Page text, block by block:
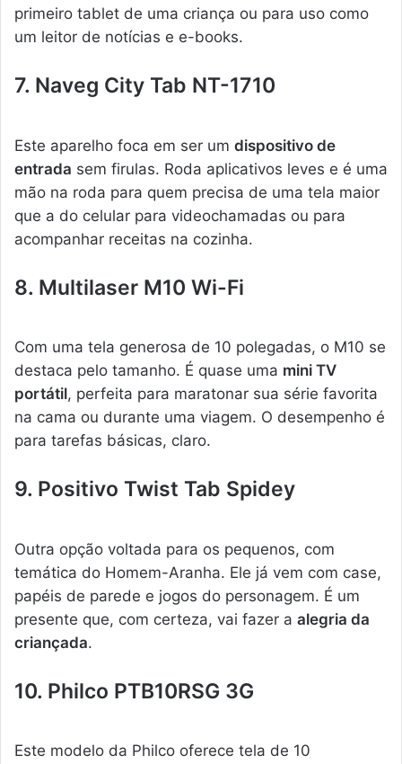
primeiro tablet de uma criança ou para uso como
um leitor de notícias e e-books.
7. Naveg City Tab NT-1710
Este aparelho foca em ser um dispositivo de
entrada sem firulas. Roda aplicativos leves e é uma
mão na roda para quem precisa de uma tela maior
que a do celular para videochamadas ou para
acompanhar receitas na cozinha.
8. Multilaser M10 Wi-Fi
Com uma tela generosa de 10 polegadas, o M10 se
destaca pelo tamanho. É quase uma mini TV
portátil, perfeita para maratonar sua série favorita
na cama ou durante uma viagem. O desempenho é
para tarefas básicas, claro.
9. Positivo Twist Tab Spidey
Outra opção voltada para os pequenos, com
temática do Homem-Aranha. Ele já vem com case,
papéis de parede e jogos do personagem. É um
presente que, com certeza, vai fazer a alegria da
criançada.
10. Philco PTB10RSG 3G
Este modelo da Philco oferece tela de 10